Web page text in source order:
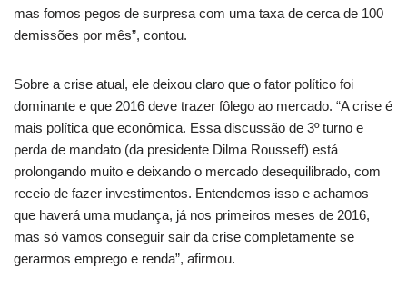
mas fomos pegos de surpresa com uma taxa de cerca de 100
demissões por mês”, contou.
Sobre a crise atual, ele deixou claro que o fator político foi
dominante e que 2016 deve trazer fôlego ao mercado. “A crise é
mais política que econômica. Essa discussão de 3º turno e
perda de mandato (da presidente Dilma Rousseff) está
prolongando muito e deixando o mercado desequilibrado, com
receio de fazer investimentos. Entendemos isso e achamos
que haverá uma mudança, já nos primeiros meses de 2016,
mas só vamos conseguir sair da crise completamente se
gerarmos emprego e renda”, afirmou.